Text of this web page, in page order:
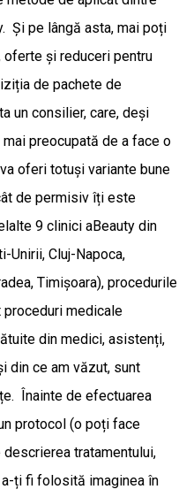
Și pe lângă asta, mai poți
și reduceri pentru
de pachete de
un consilier, care, deși
preocupată de a face o
oferi totuși variante bune
de permisiv îți este
9 clinici aBeauty din
Unirii, Cluj-Napoca,
Timișoara), procedurile
proceduri medicale
din medici, asistenți,
din ce am văzut, sunt
Înainte de efectuarea
protocol (o poți face
tratamentului,
ți fi folosită imaginea în